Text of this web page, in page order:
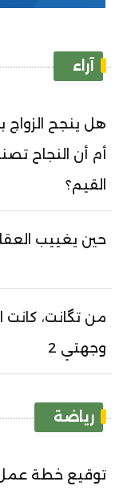
آراء
هل ينجح الزواج
أم أن النجاح
القيم؟
حين يغييب
من تگانت، كانت
وجهتي 2
رياضة